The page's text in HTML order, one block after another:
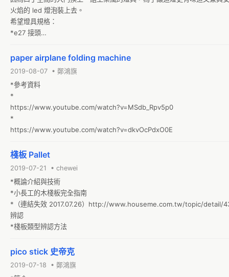
火焰的 led 燈泡裝上去。
希望燈具規格：
*e27 接頭
paper airplane folding machine
2019-08-07 • 鄭鴻旗
*參考資料
*
https://www.youtube.com/watch?v=MSdb_Rpv5p0
*
https://www.youtube.com/watch?v=dkvOcPdxO0E
棧板 Pallet
2019-07-21 • chewei
*概論介紹與技術
*小長工的木棧板完全指南
*（連結失效 2017.07.26）http://www.houseme.com.tw/topic/detail/
辨認
*棧板類型辨認方法
pico stick 史帝克
2019-07-18 • 鄭鴻旗